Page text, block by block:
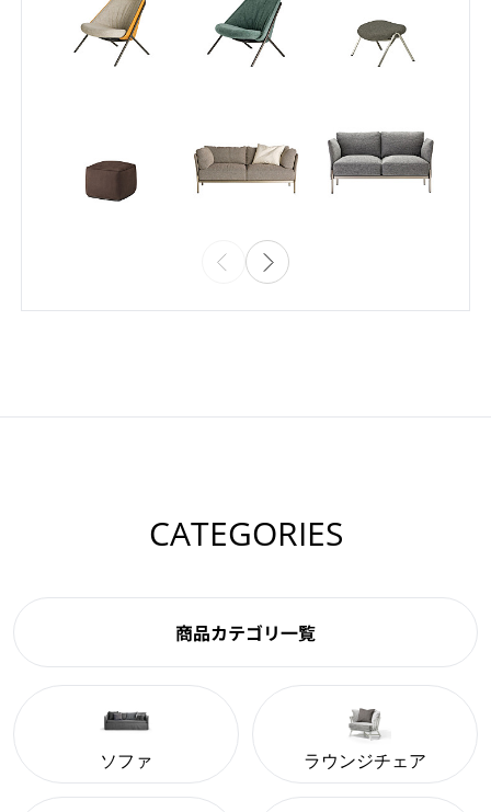
CATEGORIES
商品カテゴリ一覧
ソファ ラウンジチェア